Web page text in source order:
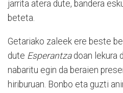
jarrita atera dute, bandera
beteta.
Getariako zaleek ere beste
dute Esperantza doan lekura
nabaritu egin da beraien
hiriburuan. Bonbo eta guzti